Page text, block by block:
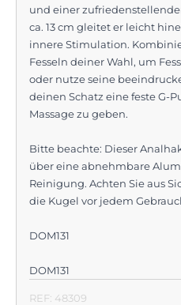
und einer
ca. 13 cm gleitet er leicht
innere Stimulation.
Fesseln deiner Wahl, um
oder nutze seine
deinen Schatz eine feste G-
Massage zu geben.
Bitte beachte: Dieser
über eine abnehmbare
Reinigung. Achten Sie aus
die Kugel vor jedem
DOM131
DOM131
REF: 48309